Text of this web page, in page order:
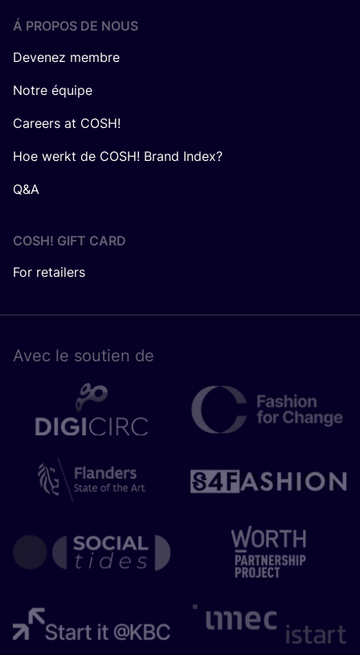
Á PROPOS DE NOUS
Devenez membre
Notre équipe
Careers at COSH!
Hoe werkt de COSH! Brand Index?
Q&A
COSH! GIFT CARD
For retailers
Avec le sou­tien de